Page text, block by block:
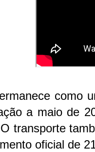
como
a maio de
transporte
oficial de